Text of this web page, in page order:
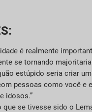
é realmente
se tornando
estúpido seria criar
pessoas como você e
idosos.”
que se tivesse sido o